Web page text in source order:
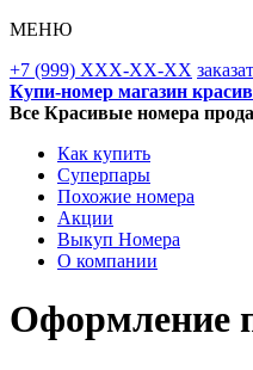
МЕНЮ
+7 (999) XXX-XX-XX
Купи-номер магазин
Все Красивые номера
Как купить
Суперпары
Похожие номера
Акции
Выкуп Номера
О компании
Оформление